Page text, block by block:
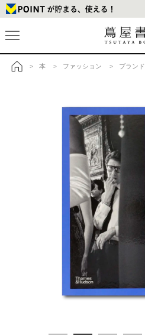
> 本 > ファッション > ブランド